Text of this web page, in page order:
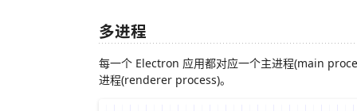
多进程
每一个 Electron 应用都对应一个主进程(main
进程(renderer process)。